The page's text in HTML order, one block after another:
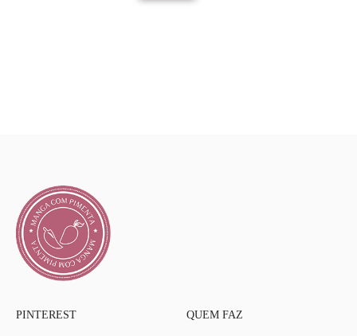
PINTEREST QUEM FAZ